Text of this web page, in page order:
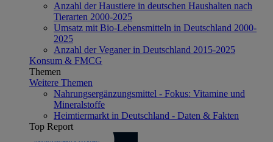
Anzahl der Haustiere in deutschen Haushalten nach
Tierarten 2000-2025
Umsatz mit Bio-Lebensmitteln in Deutschland 2000-
2025
Anzahl der Veganer in Deutschland 2015-2025
Konsum & FMCG
Themen
Weitere Themen
Nahrungsergänzungsmittel - Fokus: Vitamine und
Mineralstoffe
Heimtiermarkt in Deutschland - Daten & Fakten
Top Report